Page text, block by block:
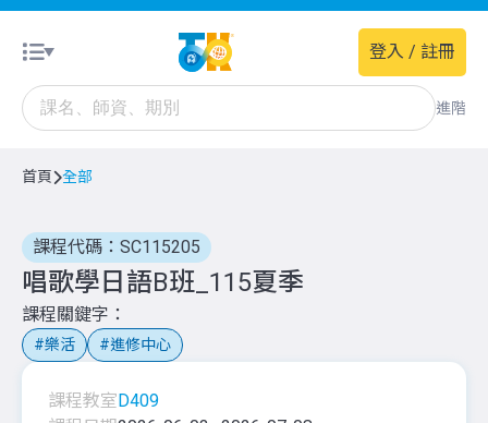
進階
登入 / 註冊
首頁 全部
課程代碼：SC115205
唱歌學日語B班_115夏季
課程關鍵字
樂活 進修中心
課程教室D409